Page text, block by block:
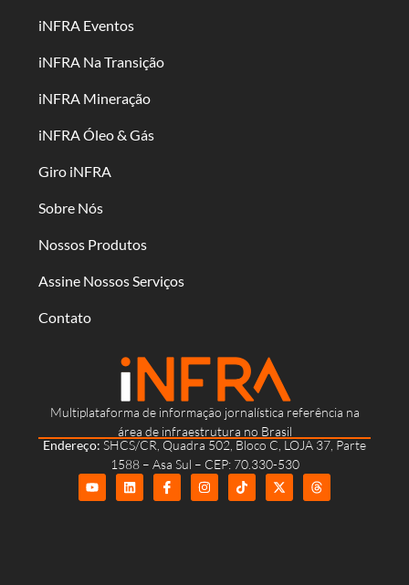
Multiplataforma de informação jornalística referência na
área de infraestrutura no Brasil
Endereço: SHCS/CR, Quadra 502, Bloco C, LOJA 37, Parte
1588 – Asa Sul – CEP: 70.330-530
iNFRA Eventos
iNFRA Na Transição
iNFRA Mineração
iNFRA Óleo & Gás
Giro iNFRA
Sobre Nós
Nossos Produtos
Assine Nossos Serviços
Contato